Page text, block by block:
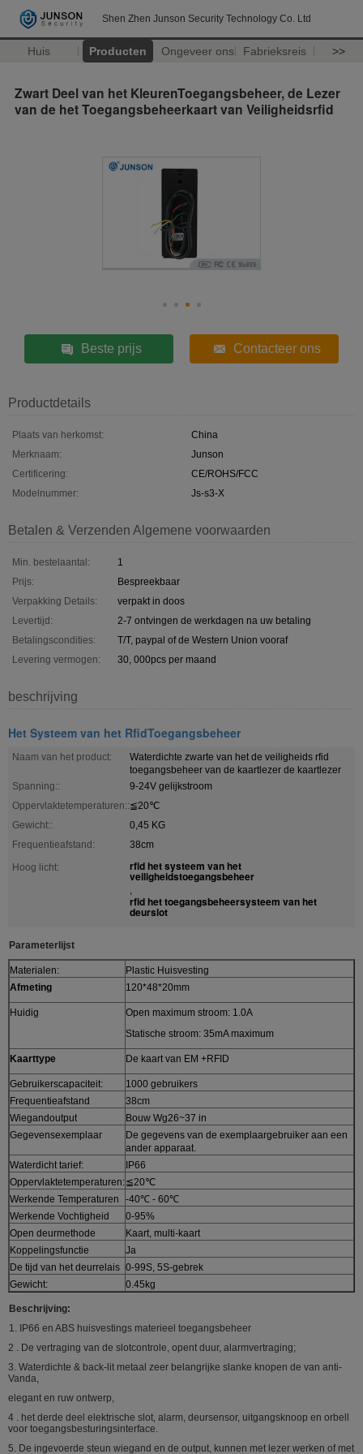
Shen Zhen Junson Security Technology Co. Ltd
Huis Producten Ongeveer ons Fabrieksreis >>
Zwart Deel van het KleurenToegangsbeheer, de Lezer
van de het Toegangsbeheerkaart van Veiligheidsrfid
Beste prijs Contacteer ons
Productdetails
Plaats van herkomst:
China
Merknaam:
Junson
Certificering:
CE/ROHS/FCC
Modelnummer:
Js-s3-X
Betalen & Verzenden Algemene voorwaarden
Min. bestelaantal:
1
Prijs:
Bespreekbaar
Verpakking Details:
verpakt in doos
Levertijd:
2-7 ontvingen de werkdagen na uw betaling
Betalingscondities:
T/T, paypal of de Western Union vooraf
Levering vermogen:
30, 000pcs per maand
beschrijving
Het Systeem van het RfidToegangsbeheer
Naam van het product:
Waterdichte zwarte van het de veiligheids rfid
toegangsbeheer van de kaartlezer de kaartlezer
Spanning::
9-24V gelijkstroom
Oppervlaktetemperaturen::≦20℃
Gewicht::
0,45 KG
Frequentieafstand:
38cm
Hoog licht:
rfid het systeem van het
veiligheidstoegangsbeheer
,
rfid het toegangsbeheersysteem van het
deurslot
Parameterlijst
Materialen:
Plastic Huisvesting
Afmeting
120*48*20mm
Huidig
Open maximum stroom: 1.0A
Statische stroom: 35mA maximum
Kaarttype De kaart van EM +RFID
Gebruikerscapaciteit:
1000 gebruikers
Frequentieafstand
38cm
Wiegandoutput
Bouw Wg26~37 in
Gegevensexemplaar
De gegevens van de exemplaargebruiker aan een
ander apparaat.
Waterdicht tarief:
IP66
Oppervlaktetemperaturen:≦20℃
Werkende Temperaturen
-40℃ - 60℃
Werkende Vochtigheid
0-95%
Open deurmethode
Kaart, multi-kaart
Koppelingsfunctie
Ja
De tijd van het deurrelais 0-99S, 5S-gebrek
Gewicht:
0.45kg
Beschrijving:
1. IP66 en ABS huisvestings materieel toegangsbeheer
2 . De vertraging van de slotcontrole, opent duur, alarmvertraging;
3. Waterdichte & back-lit metaal zeer belangrijke slanke knopen de van anti-
Vanda,
elegant en ruw ontwerp,
4 . het derde deel elektrische slot, alarm, deursensor, uitgangsknoop en orbell
voor toegangsbesturingsinterface.
5. De ingevoerde steun wiegand en de output, kunnen met lezer werken of met